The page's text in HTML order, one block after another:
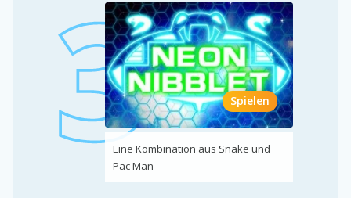
Spielen
Eine Kombination aus Snake und
Pac Man